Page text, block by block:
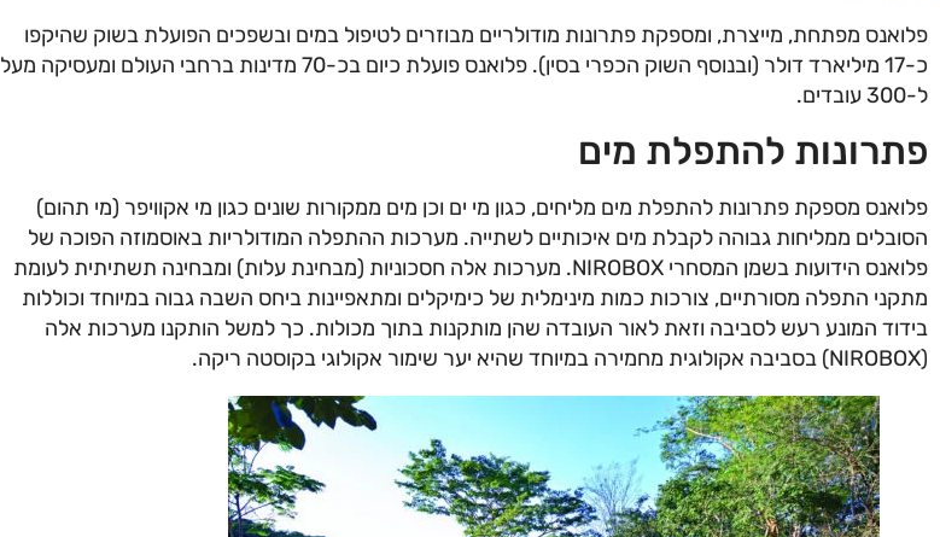
פלואנס מפתחת, מייצרת, ומספקת פתרונות מודולריים מבוזרים לטיפול במים ובשפכים הפועלת בשוק שהיקפו
כ-17 מיליארד דולר (ובנוסף השוק הכפרי בסין). פלואנס פועלת כיום בכ-70 מדינות ברחבי העולם ומעסיקה מעל
ל-300 עובדים.
פתרונות להתפלת מים
פלואנס מספקת פתרונות להתפלת מים מליחים, כגון מי ים וכן מים ממקורות שונים כגון מי אקוויפר (מי תהום)
הסובלים ממליחות גבוהה לקבלת מים איכותיים לשתייה. מערכות ההתפלה המודולריות באוסמוזה הפוכה של
פלואנס הידועות בשמן המסחרי NIROBOX. מערכות אלה חסכוניות (מבחינת עלות) ומבחינה תשתיתית לעומת
מתקני התפלה מסורתיים, צורכות כמות מינימלית של כימיקלים ומתאפיינות ביחס השבה גבוה במיוחד וכוללות
בידוד המונע רעש לסביבה וזאת לאור העובדה שהן מותקנות בתוך מכולות. כך למשל הותקנו מערכות אלה
(NIROBOX) בסביבה אקולוגית מחמירה במיוחד שהיא יער שימור אקולוגי בקוסטה ריקה.